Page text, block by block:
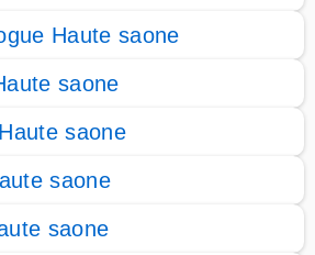
Haute saone
saone
saone
saone
saone